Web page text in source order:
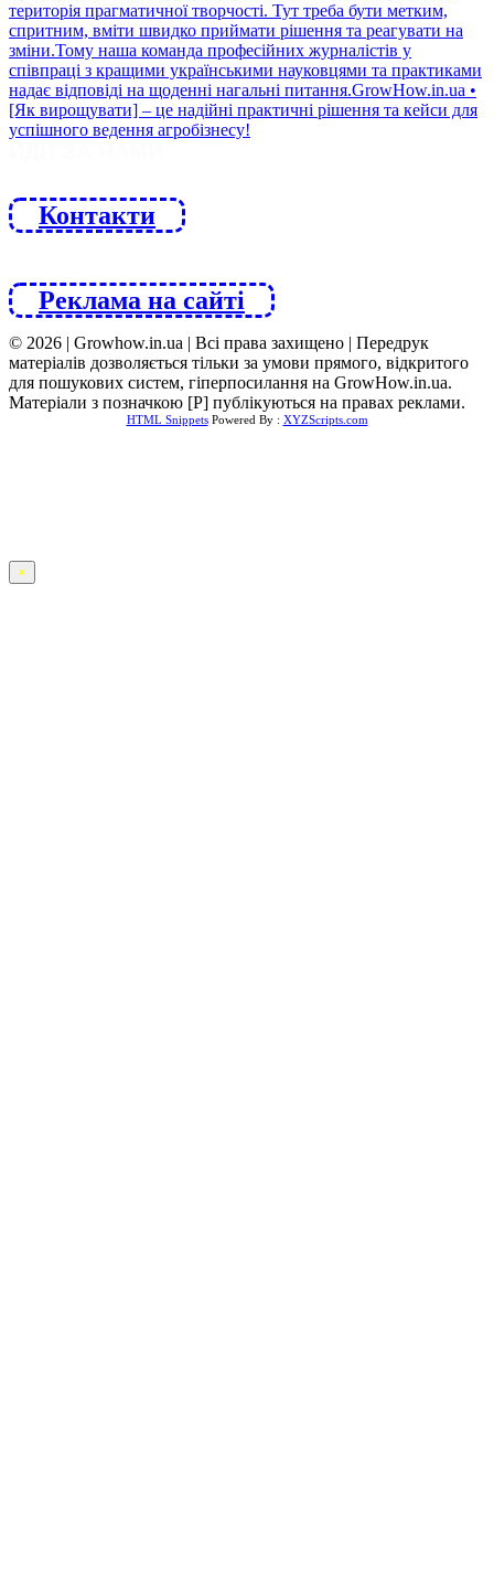
Контакти
Реклама на сайті
© 2026 | Growhow.in.ua | Всі права захищено | Передрук
матеріалів дозволяється тільки за умови прямого, відкритого
для пошукових систем, гіперпосилання на GrowHow.in.ua.
Матеріали з позначкою [Р] публікуються на правах реклами.
HTML SnippetsPowered By : XYZScripts.com
×